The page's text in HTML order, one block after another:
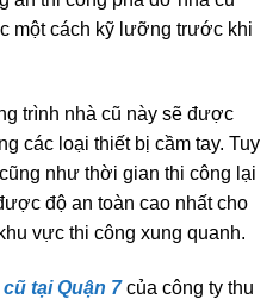
một cách kỹ lưỡng trước khi
trình nhà cũ này sẽ được
các loại thiết bị cầm tay. Tuy
như thời gian thi công lại
độ an toàn cao nhất cho
vực thi công xung quanh.
tại Quận 7 của công ty thu